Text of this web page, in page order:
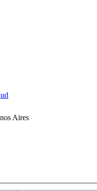
Aires